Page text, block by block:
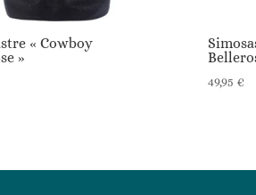
« Cowboy
»
49,95 €